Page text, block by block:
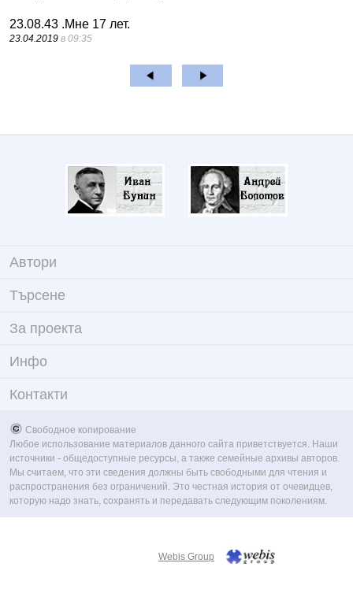
23.08.43 .Мне 17 лет.
23.04.2019 в 09:35
Автори
Търсене
За проекта
Инфо
Контакти
Свободное копирование
Любое использование материалов данного сайта приветствуется. Наши
источники - общедоступные ресурсы, а также семейные архивы авторов.
Мы считаем, что эти сведения должны быть свободными для чтения и
распространения без ограничений. Это честная история от очевидцев,
которую надо знать, сохранять и передавать следующим поколениям.
Webis Group